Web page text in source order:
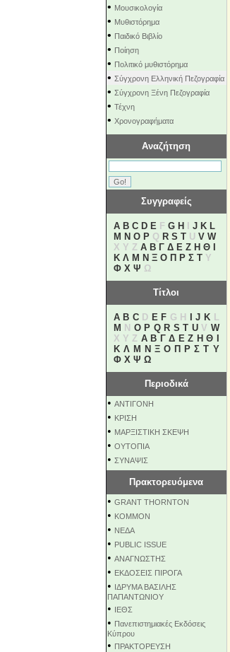
• Μουσικολογία
• Μυθιστόρημα
• Παιδικό Βιβλίο
• Ποίηση
• Πολιτικό μυθιστόρημα
• Σύγχρονη Ελληνική Πεζογραφία
• Σύγχρονη Ξένη Πεζογραφία
• Τέχνη
• Χρονογραφήματα
Αναζήτηση
Συγγραφείς
A B C D EF G H J K L
M N O PQ R S TU V W
X Y Z Α Β Γ Δ Ε Ζ Η Θ
Κ Λ Μ Ν Ξ Ο Π Ρ Σ ΤΥ
Φ Χ Ψ Ω
Τίτλοι
A B CD E F G H J KL
M N O P Q R S T UV W
X Y Z Α Β Γ Δ Ε Ζ Η Θ
Κ Λ Μ Ν Ξ Ο Π Ρ Σ Τ Υ
Φ Χ Ψ Ω
Περιοδικά
• ΑΝΤΙΓΟΝΗ
• ΚΡΙΣΗ
• ΜΑΡΞΙΣΤΙΚΗ ΣΚΕΨΗ
• ΟΥΤΟΠΙΑ
• ΣΥΝΑΨΙΣ
Πρακτορευόμενα
• GRANT THORNTON
• KOMMON
• NEΔΑ
• PUBLIC ISSUE
• ΑΝΑΓΝΩΣΤΗΣ
• ΕΚΔΟΣΕΙΣ ΠΙΡΟΓΑ
• ΙΔΡΥΜΑ ΒΑΣΙΛΗΣ
ΠΑΠΑΝΤΩΝΙΟΥ
• ΙΕΘΣ
• Πανεπιστημιακές Εκδόσεις
Κύπρου
• ΠΡΑΚΤΟΡΕΥΣΗ